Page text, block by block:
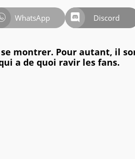
WhatsApp Discord
montrer. Pour autant, il
a de quoi ravir les fans.